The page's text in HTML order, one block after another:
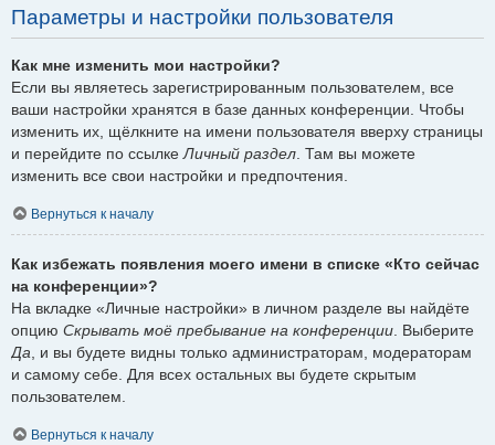
Параметры и настройки пользователя
Как мне изменить мои настройки?
Если вы являетесь зарегистрированным пользователем, все
ваши настройки хранятся в базе данных конференции. Чтобы
изменить их, щёлкните на имени пользователя вверху страницы
и перейдите по ссылкеЛичный раздел. Там вы можете
изменить все свои настройки и предпочтения.
Вернуться к началу
Как избежать появления моего имени в списке «Кто сейчас
на конференции»?
На вкладке «Личные настройки» в личном разделе вы найдёте
опцию Скрывать моё пребывание на конференции . Выберите
Да , и вы будете видны только администраторам, модераторам
и самому себе. Для всех остальных вы будете скрытым
пользователем.
Вернуться к началу